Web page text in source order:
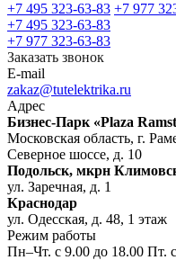
+7 495 323-63-83 +7 977
+7 495 323-63-83
+7 977 323-63-83
Заказать звонок
E-mail
zakaz@tutelektrika.ru
Адрес
Бизнес-Парк «Plaza
Московская область, г.
Северное шоссе, д. 10
Подольск, мкрн
ул. Заречная, д. 1
Краснодар
ул. Одесская, д. 48, 1 этаж
Режим работы
Пн–Чт. с 9.00 до 18.00